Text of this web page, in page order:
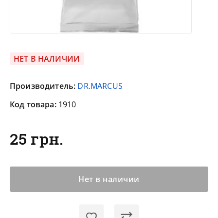
НЕТ В НАЛИЧИИ
Производитель: DR.MARCUS
Код товара: 1910
25 грн.
Нет в наличии